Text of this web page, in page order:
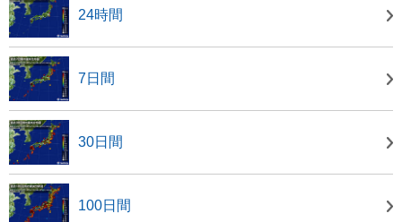
24時間
7日間
30日間
100日間